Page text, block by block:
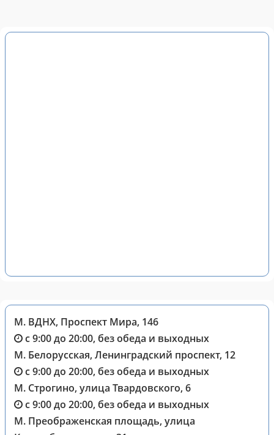
М. ВДНХ, Проспект Мира, 146
с 9:00 до 20:00, без обеда и выходных
М. Белорусская, Ленинградский проспект, 12
с 9:00 до 20:00, без обеда и выходных
М. Строгино, улица Твардовского, 6
с 9:00 до 20:00, без обеда и выходных
М. Преображенская площадь, улица